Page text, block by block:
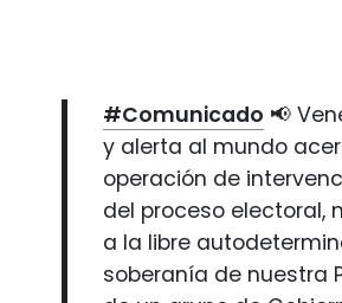
#Comunicado 📢
y alerta al mundo
operación de
del proceso electoral,
a la libre
soberanía de nuestra